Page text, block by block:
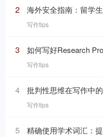
2 海外安全指南：留学
写作tips
3 如何写好Research
写作tips
4 批判性思维在写作中
写作tips
5 精确使用学术词汇：